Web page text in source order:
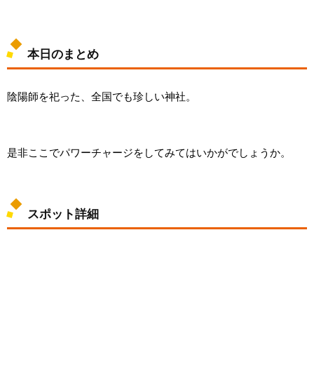
本日のまとめ
陰陽師を祀った、全国でも珍しい神社。
是非ここでパワーチャージをしてみてはいかがでしょうか。
スポット詳細